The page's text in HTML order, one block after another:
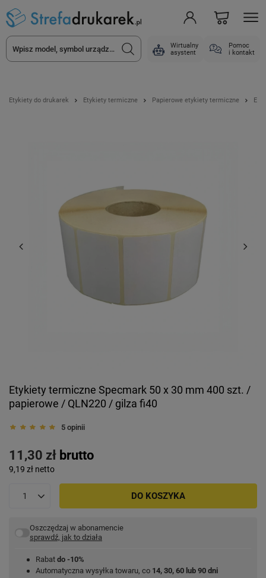
Wirtualny
asystent
Pomoc
i kontakt
Etykiety do drukarek Etykiety termiczne Papierowe etykiety termiczne
Etykiety termiczne Specmark 50 x 30 mm 400 szt. /
papierowe / QLN220 / gilza fi40
5 opinii
11,30 zł brutto
9,19 zł netto
DO KOSZYKA
Oszczędzaj w abonamencie
sprawdź, jak to działa
Rabat do -10%
Automatyczna wysyłka towaru, co 14, 30, 60 lub 90 dni